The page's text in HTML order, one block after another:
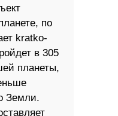
по
kratko-
в 305
планеты,
Земли.